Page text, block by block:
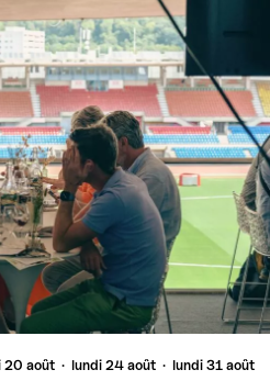
20 août lundi 24 août lundi 31 août